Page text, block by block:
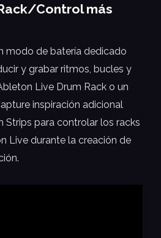
Control más
modo de batería dedicado
y grabar ritmos, bucles y
Live Drum Rack o un
inspiración adicional
Strips para controlar los racks
Live durante la creación de